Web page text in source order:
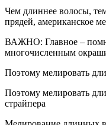
Чем длиннее волосы,
прядей, американское
ВАЖНО: Главное –
многочисленным
Поэтому мелировать
Поэтому мелировать
страйпера